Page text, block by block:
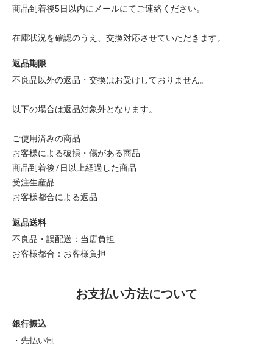
商品到着後5日以内にメールにてご連絡ください。
在庫状況を確認のうえ、交換対応させていただきます。
返品期限
不良品以外の返品・交換はお受けしておりません。
以下の場合は返品対象外となります。
ご使用済みの商品
お客様による破損・傷がある商品
商品到着後7日以上経過した商品
受注生産品
お客様都合による返品
返品送料
不良品・誤配送：当店負担
お客様都合：お客様負担
お支払い方法について
銀行振込
・先払い制